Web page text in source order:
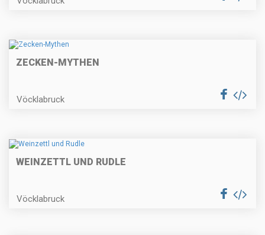
ZECKEN-MYTHEN
Vöcklabruck
WEINZETTL UND RUDLE
Vöcklabruck